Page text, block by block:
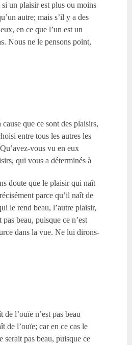
un plaisir est plus ou moins
autre; mais s’il y a des
en ce que l’un est un
Nous ne le pensons point,
que ce sont des plaisirs,
entre tous les autres les
vous vu en eux
qui vous a déterminés à
doute que le plaisir qui naît
parce qu’il naît de
le rend beau, l’autre plaisir,
beau, puisque ce n’est
dans la vue. Ne lui dirons-
l’ouïe n’est pas beau
de l’ouïe; car en ce cas le
pas beau, puisque ce